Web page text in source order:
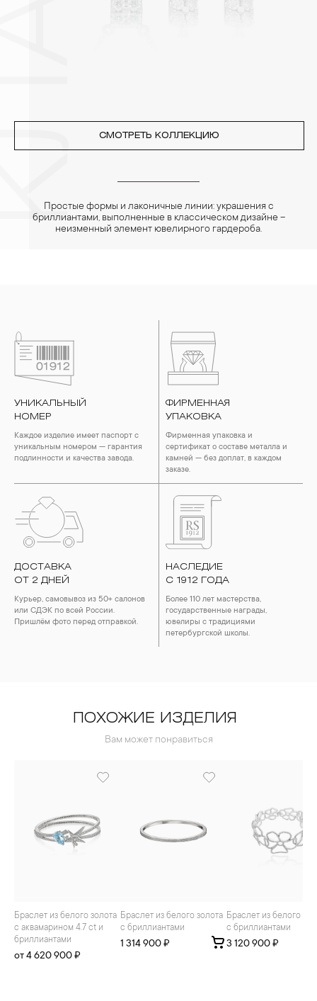
СМОТРЕТЬ КОЛЛЕКЦИЮ
Простые формы и лаконичные линии: украшения с
бриллиантами, выполненные в классическом дизайне –
неизменный элемент ювелирного гардероба.
УНИКАЛЬНЫЙ
НОМЕР
Каждое изделие имеет паспорт с
уникальным номером — гарантия
подлинности и качества завода.
ФИРМЕННАЯ
УПАКОВКА
Фирменная упаковка и
сертификат о составе металла и
камней — без доплат, в каждом
заказе.
ДОСТАВКА
ОТ 2 ДНЕЙ
Курьер, самовывоз из 50+ салонов
или СДЭК по всей России.
Пришлём фото перед отправкой.
НАСЛЕДИЕ
С 1912 ГОДА
Более 110 лет мастерства,
государственные награды,
ювелиры с традициями
петербургской школы.
ПОХОЖИЕ ИЗДЕЛИЯ
Вам может понравиться
Браслет из белого золота
с аквамарином 4.7 ct и
бриллиантами
от 4 620 900 ₽
Браслет из белого золота
с бриллиантами
1 314 900 ₽
Браслет из белого золота
с бриллиантами
3 120 900 ₽